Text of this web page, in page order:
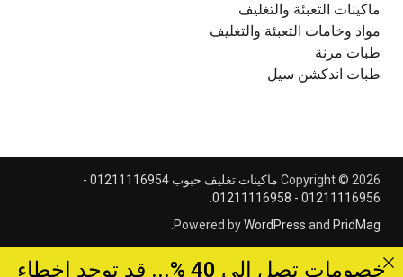
ماكينات التعبئة والتغليف
مواد وخامات التعبئة والتغليف
طبات مرنة
طبات اندكشن سيل
Copyright © 2026
ماكينات تغليف حبوب 01211116954 -
01211116956 - 01211116958
Powered byWordPress and PridMag
خصومات تصل الى 40 %... قد توجد اخطاء